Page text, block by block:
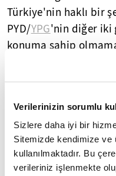
Verilerinizin sorumlu
Sizlere daha iyi bir
Sitemizde kendimize
kullanılmaktadır. Bu
verileriniz işlenmekte
Türkiye'nin haklı bir
PYD/YPG'nin diğer iki
konuma sahip
oluşturmaktadır.
konu olan Suriye'nin
edilmesi önemli bir
bir yapı içinde, askeri
yapılanması
edecektir.